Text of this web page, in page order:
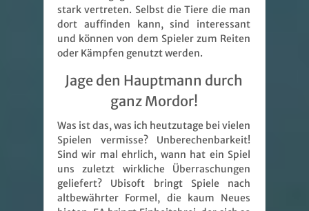
stark vertreten. Selbst die Tiere die man
dort auffinden kann, sind interessant
und können von dem Spieler zum Reiten
oder Kämpfen genutzt werden.
Jage den Hauptmann durch
ganz Mordor!
Was ist das, was ich heutzutage bei vielen
Spielen vermisse? Unberechenbarkeit!
Sind wir mal ehrlich, wann hat ein Spiel
uns zuletzt wirkliche Überraschungen
geliefert? Ubisoft bringt Spiele nach
altbewährter Formel, die kaum Neues